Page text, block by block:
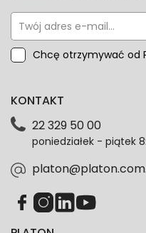
Chcę otrzymywać od
przeze mnie adres
dotyczące danych
każdym czasie.
zgodność z prawem
KONTAKT
22 329 50 00
poniedziałek - piątek